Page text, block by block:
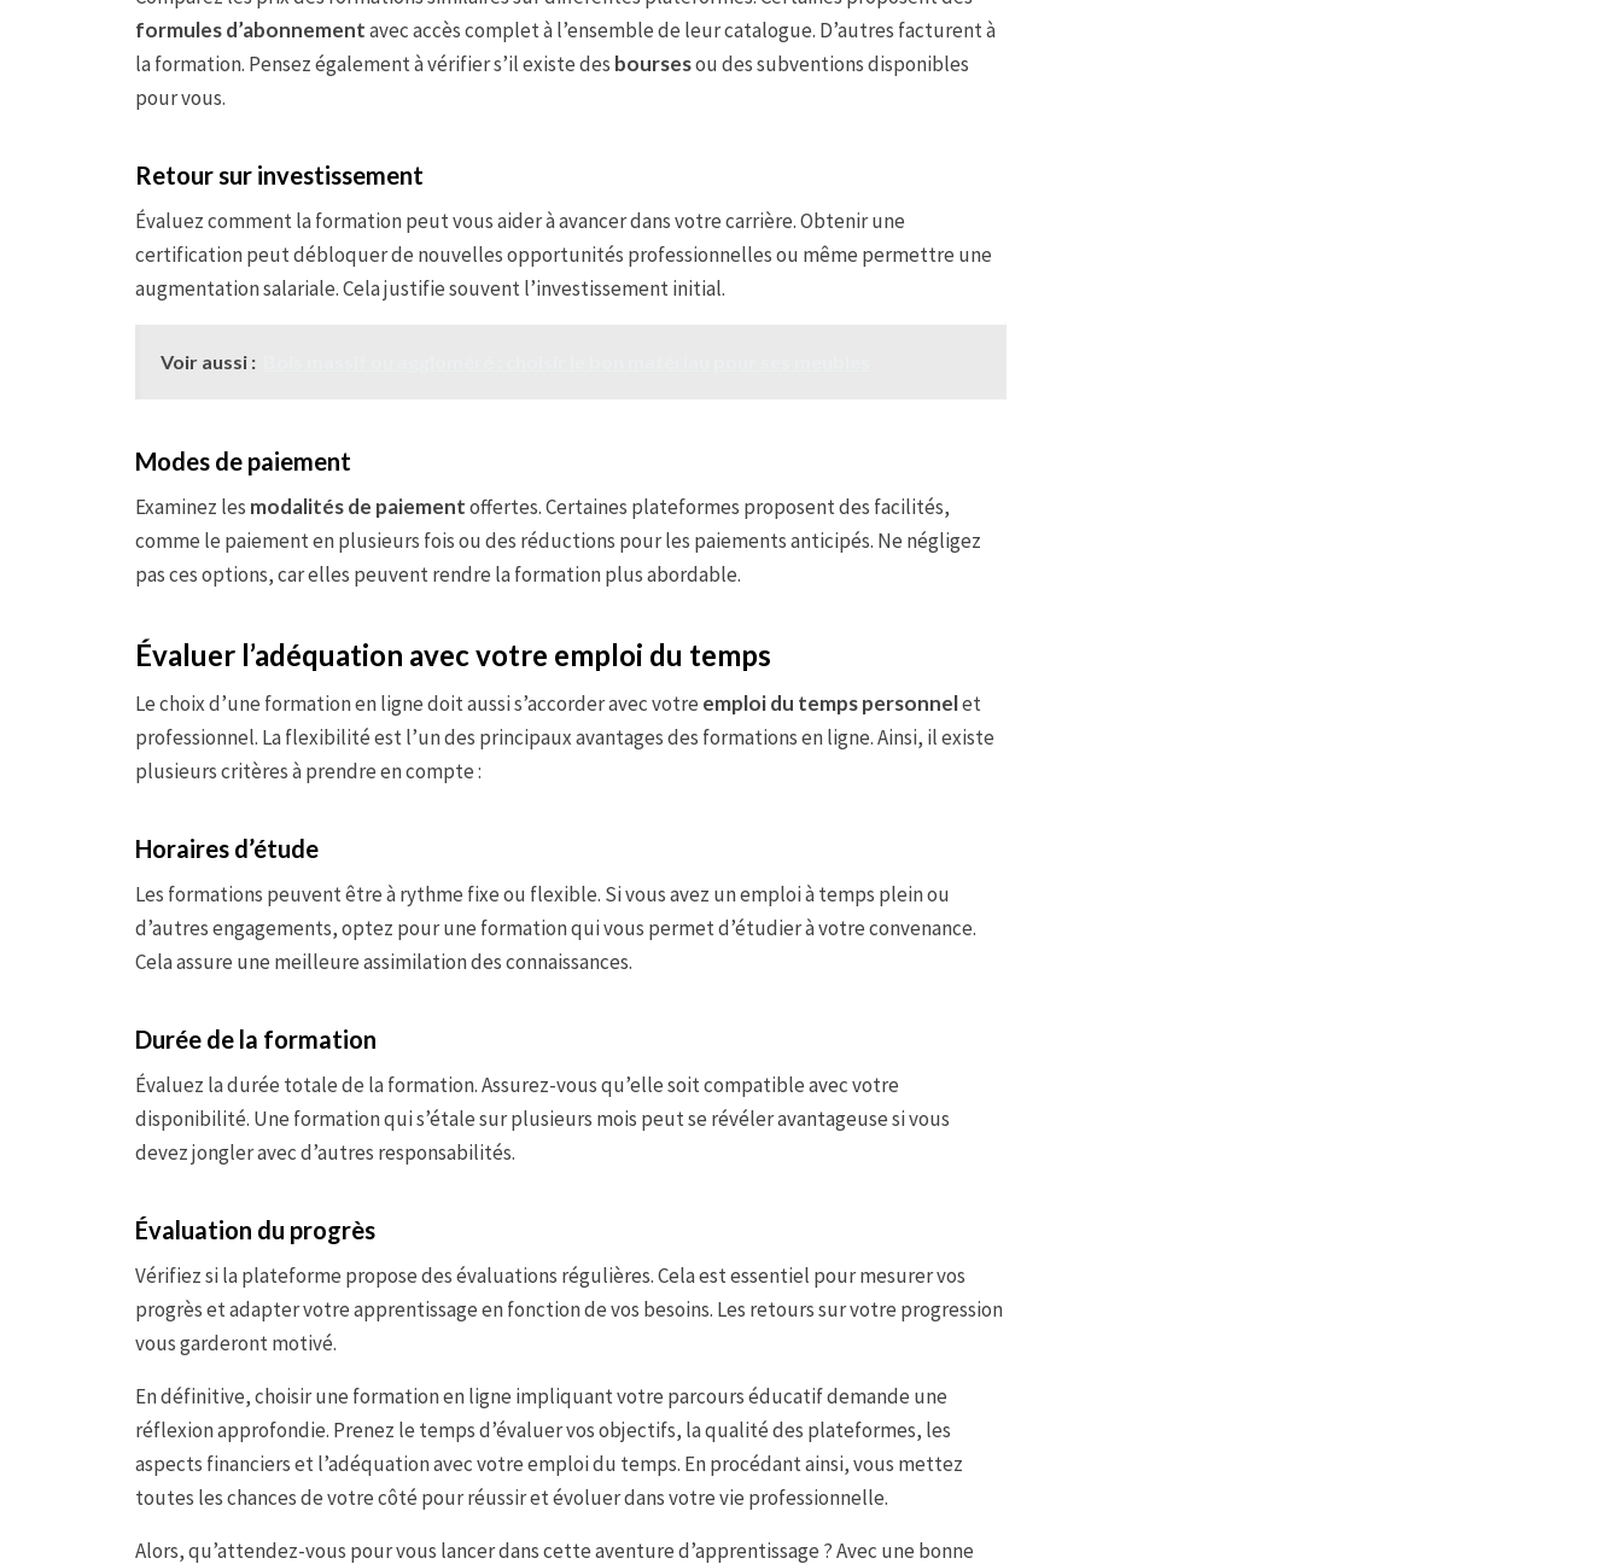
formules d’abonnementavec accès complet à l’ensemble de leur catalogue. D’autres facturent à
la formation. Pensez également à vérifier s’il existe des boursesou des subventions disponibles
pour vous.
Retour sur investissement
Évaluez comment la formation peut vous aider à avancer dans votre carrière. Obtenir une
certification peut débloquer de nouvelles opportunités professionnelles ou même permettre une
augmentation salariale. Cela justifie souvent l’investissement initial.
Voir aussi :
Modes de paiement
Examinez les modalités de paiementoffertes. Certaines plateformes proposent des facilités,
comme le paiement en plusieurs fois ou des réductions pour les paiements anticipés. Ne négligez
pas ces options, car elles peuvent rendre la formation plus abordable.
Évaluer l’adéquation avec votre emploi du temps
Le choix d’une formation en ligne doit aussi s’accorder avec votre emploi du temps personnelet
professionnel. La flexibilité est l’un des principaux avantages des formations en ligne. Ainsi, il existe
plusieurs critères à prendre en compte :
Horaires d’étude
Les formations peuvent être à rythme fixe ou flexible. Si vous avez un emploi à temps plein ou
d’autres engagements, optez pour une formation qui vous permet d’étudier à votre convenance.
Cela assure une meilleure assimilation des connaissances.
Durée de la formation
Évaluez la durée totale de la formation. Assurez-vous qu’elle soit compatible avec votre
disponibilité. Une formation qui s’étale sur plusieurs mois peut se révéler avantageuse si vous
devez jongler avec d’autres responsabilités.
Évaluation du progrès
Vérifiez si la plateforme propose des évaluations régulières. Cela est essentiel pour mesurer vos
progrès et adapter votre apprentissage en fonction de vos besoins. Les retours sur votre progression
vous garderont motivé.
En définitive, choisir une formation en ligne impliquant votre parcours éducatif demande une
réflexion approfondie. Prenez le temps d’évaluer vos objectifs, la qualité des plateformes, les
aspects financiers et l’adéquation avec votre emploi du temps. En procédant ainsi, vous mettez
toutes les chances de votre côté pour réussir et évoluer dans votre vie professionnelle.
Alors, qu’attendez-vous pour vous lancer dans cette aventure d’apprentissage ? Avec une bonne